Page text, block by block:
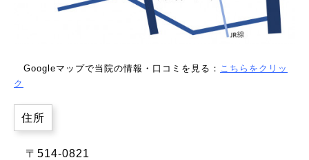
Googleマップで当院の情報・口コミを見る： こちらをクリッ
ク
住所
〒514-0821